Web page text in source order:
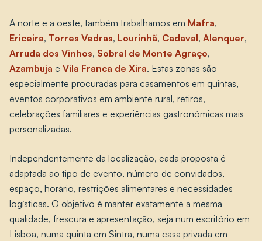
A norte e a oeste, também trabalhamos em Mafra,
Ericeira, Torres Vedras, Lourinhã, Cadaval, Alenquer,
Arruda dos Vinhos, Sobral de Monte Agraço,
Azambuja e Vila Franca de Xira. Estas zonas são
especialmente procuradas para casamentos em quintas,
eventos corporativos em ambiente rural, retiros,
celebrações familiares e experiências gastronómicas mais
personalizadas.
Independentemente da localização, cada proposta é
adaptada ao tipo de evento, número de convidados,
espaço, horário, restrições alimentares e necessidades
logísticas. O objetivo é manter exatamente a mesma
qualidade, frescura e apresentação, seja num escritório em
Lisboa, numa quinta em Sintra, numa casa privada em